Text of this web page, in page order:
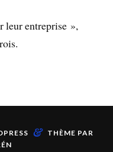
leur entreprise »,
&
THÈME PAR